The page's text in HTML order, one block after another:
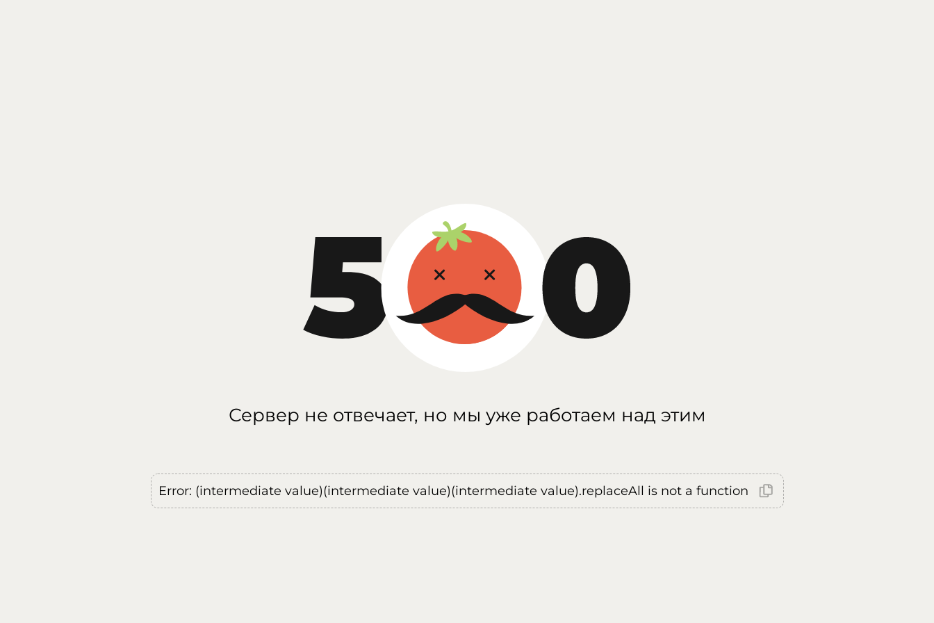
Сервер не отвечает, но мы уже работаем над этим
Error: (intermediate value)(intermediate value)(intermediate value).replaceAll is not a function